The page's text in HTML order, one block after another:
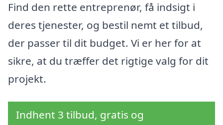
Find den rette entreprenør, få indsigt i
deres tjenester, og bestil nemt et tilbud,
der passer til dit budget. Vi er her for at
sikre, at du træffer det rigtige valg for dit
projekt.
Indhent 3 tilbud, gratis og